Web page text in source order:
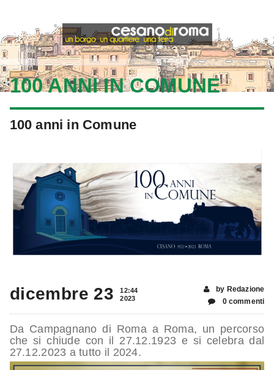
100 ANNI IN COMUNE
100 anni in Comune
dicembre 23
12:44
2023
by Redazione
0 commenti
Da Campagnano di Roma a Roma, un percorso
che si chiude con il 27.12.1923 e si celebra dal
27.12.2023 a tutto il 2024.